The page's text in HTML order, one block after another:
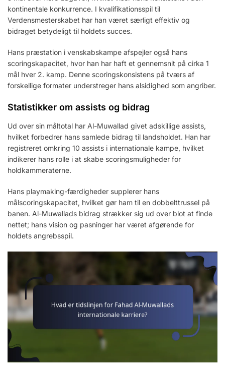
kontinentale konkurrence. I kvalifikationsspil til
Verdensmesterskabet har han været særligt effektiv og
bidraget betydeligt til holdets succes.
Hans præstation i venskabskampe afspejler også hans
scoringskapacitet, hvor han har haft et gennemsnit på cirka 1
mål hver 2. kamp. Denne scoringskonsistens på tværs af
forskellige formater understreger hans alsidighed som angriber.
Statistikker om assists og bidrag
Ud over sin måltotal har Al-Muwallad givet adskillige assists,
hvilket forbedrer hans samlede bidrag til landsholdet. Han har
registreret omkring 10 assists i internationale kampe, hvilket
indikerer hans rolle i at skabe scoringsmuligheder for
holdkammeraterne.
Hans playmaking-færdigheder supplerer hans
målscoringskapacitet, hvilket gør ham til en dobbelttrussel på
banen. Al-Muwallads bidrag strækker sig ud over blot at finde
nettet; hans vision og pasninger har været afgørende for
holdets angrebsspil.